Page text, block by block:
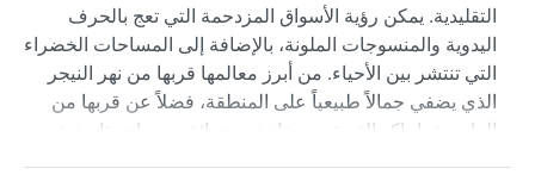
التقليدية. يمكن رؤية الأسواق المزدحمة التي تعج بالحرف
اليدوية والمنسوجات الملونة، بالإضافة إلى المساحات الخضراء
التي تنتشر بين الأحياء. من أبرز معالمها قربها من نهر النيجر
الذي يضفي جمالاً طبيعياً على المنطقة، فضلاً عن قربها من
العاصمة باماكو التي تضم متاحف وحدائق ومساجد تاريخية.